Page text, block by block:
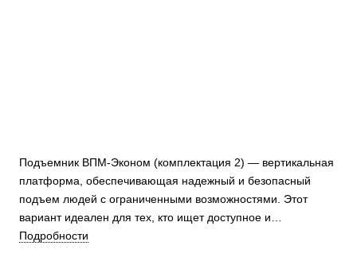
Подъемник ВПМ-Эконом (комплектация 2) — вертикальная
платформа, обеспечивающая надежный и безопасный
подъем людей с ограниченными возможностями. Этот
вариант идеален для тех, кто ищет доступное и
максимально приближенное к ГОСТу оборудование.
Подробности